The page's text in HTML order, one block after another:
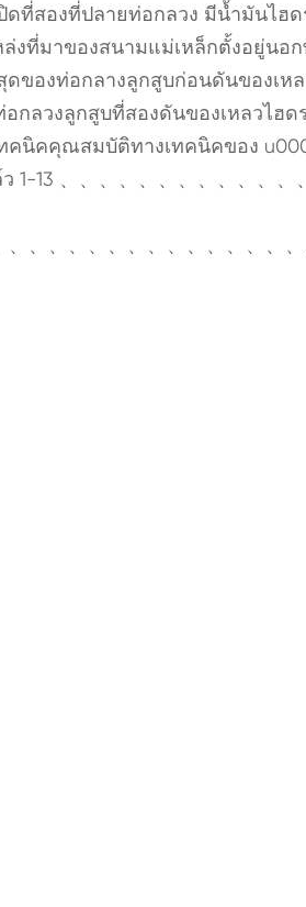
ที่สองที่ปลายท่อกลวง มีน้ำมันไฮ
งที่มาของสนามแม่เหล็กตั้งอยู่นอก
ของท่อกลางลูกสูบก่อนดันของเห
กลวงลูกสูบที่สองดันของเหลวไฮด
นิคคุณสมบัติทางเทคนิคของ
13 、、、、、、、、、、、、
、、、、、、、、、、、、